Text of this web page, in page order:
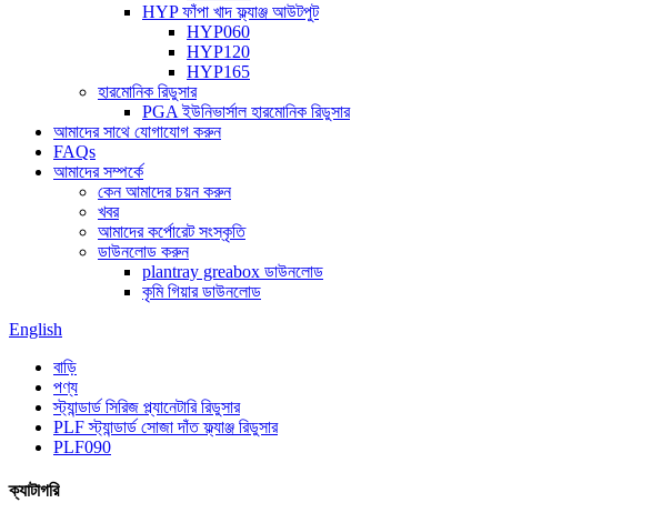
HYP ফাঁপা খাদ ফ্ল্যাঞ্জ আউটপুট
HYP060
HYP120
HYP165
হারমোনিক রিডুসার
PGA ইউনিভার্সাল হারমোনিক রিডুসার
আমাদের সাথে যোগাযোগ করুন
FAQs
আমাদের সম্পর্কে
কেন আমাদের চয়ন করুন
খবর
আমাদের কর্পোরেট সংস্কৃতি
ডাউনলোড করুন
plantray greabox ডাউনলোড
কৃমি গিয়ার ডাউনলোড
English
বাড়ি
পণ্য
স্ট্যান্ডার্ড সিরিজ প্ল্যানেটারি রিডুসার
PLF স্ট্যান্ডার্ড সোজা দাঁত ফ্ল্যাঞ্জ রিডুসার
PLF090
ক্যাটাগরি